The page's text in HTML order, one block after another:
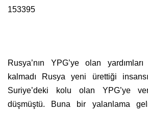
153395
Rusya’nın YPG’ye olan
kalmadı Rusya yeni ürettiği
Suriye’deki kolu olan YPG’ye
düşmüştü. Buna bir yalanlama